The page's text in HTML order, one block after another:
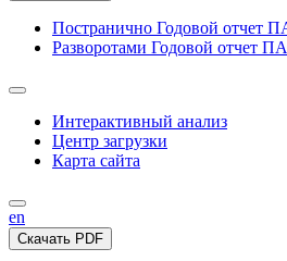
Постранично Годовой отчет
Разворотами Годовой отчет
Интерактивный анализ
Центр загрузки
Карта сайта
en
Скачать PDF